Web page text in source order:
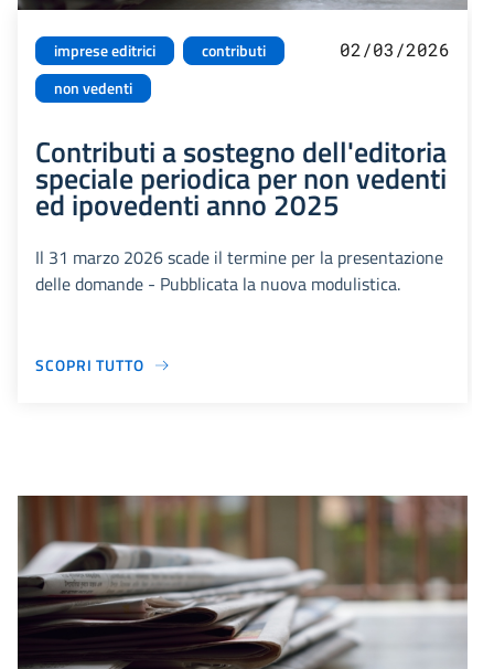
imprese editrici
contributi
non vedenti
02/03/2026
Contributi a sostegno dell'editoria
speciale periodica per non vedenti
ed ipovedenti anno 2025
Il 31 marzo 2026 scade il termine per la presentazione
delle domande - Pubblicata la nuova modulistica.
SCOPRI TUTTO